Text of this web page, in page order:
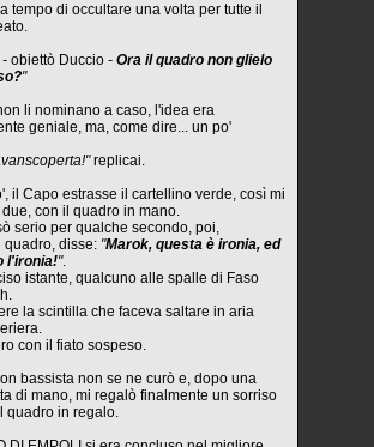
tempo di occultare una volta per tutte il
- obiettò Duccio - Ora il quadro non glielo
"
li nominano a caso, l'idea era
geniale, ma, come dire... un po'
replicai.
il Capo estrasse il cartellino verde, così mi
con il quadro in mano.
serio per qualche secondo, poi,
disse: "Marok, questa è ironia, ed
l'ironia!".
istante, qualcuno alle spalle di Faso
la scintilla che faceva saltare in aria
con il fiato sospeso.
bassista non se ne curò e, dopo una
di mano, mi regalò finalmente un sorriso
quadro in regalo.